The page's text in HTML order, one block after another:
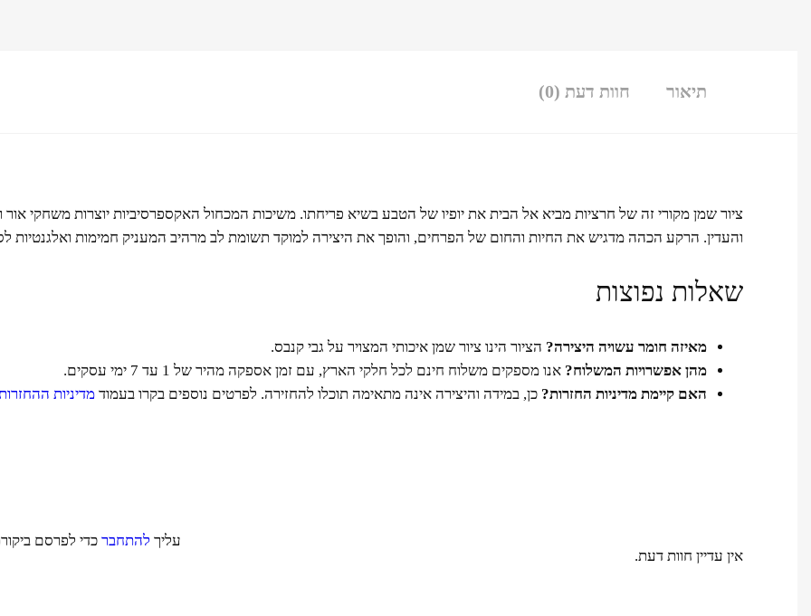
תיאור חוות דעת (0)
ציור שמן מקורי זה של חרציות מביא אל הבית את יופיו של הטבע בשיא פריחתו. משיכות המכחול האקספרסיביות יוצרות משחקי
והעדין. הרקע הכהה מדגיש את החיות והחום של הפרחים, והופך את היצירה למוקד תשומת לב מרהיב המעניק חמימות ואלגנטיות
שאלות נפוצות
מאיזה חומר עשויה היצירה? הציור הינו ציור שמן איכותי המצויר על גבי קנבס.
מהן אפשרויות המשלוח? אנו מספקים משלוח חינם לכל חלקי הארץ, עם זמן אספקה מהיר של 1 עד 7 ימי עסקים.
האם קיימת מדיניות החזרות? כן, במידה והיצירה אינה מתאימה תוכלו להחזירה. לפרטים נוספים בקרו בעמוד מדיניות
אין עדיין חוות דעת.
עליך להתחברכדי לפרסם